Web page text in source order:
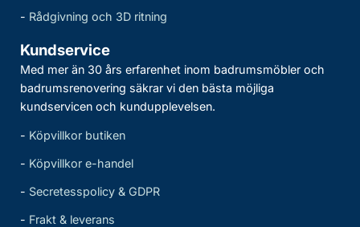
- Rådgivning och 3D ritning
Kundservice
Med mer än 30 års erfarenhet inom badrumsmöbler och
badrumsrenovering säkrar vi den bästa möjliga
kundservicen och kundupplevelsen.
- Köpvillkor butiken
- Köpvillkor e-handel
- Secretesspolicy & GDPR
- Frakt & leverans